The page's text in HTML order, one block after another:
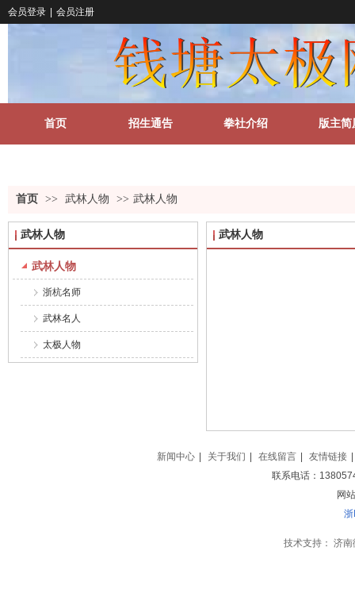
会员登录 会员注册
首页 招生通告 拳社介绍 版主简
首页 >> 武林人物 >> 武林人物
武林人物
武林人物
浙杭名师
武林名人
太极人物
武林人物
新闻中心 关于我们 在线留言 友情链接
联系电话：
网
技术支持： 济南